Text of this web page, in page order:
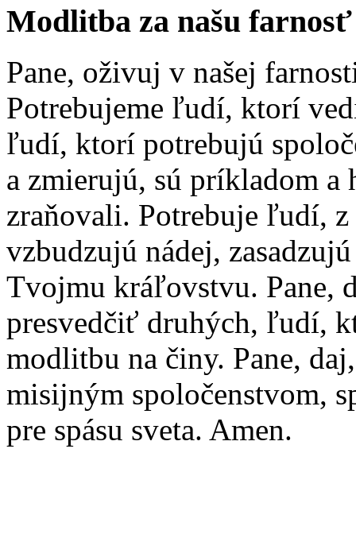
Modlitba za našu farnosť
Pane, oživuj v našej
Potrebujeme ľudí, ktorí
ľudí, ktorí potrebujú
a zmierujú, sú príkladom a
zraňovali. Potrebuje ľudí,
vzbudzujú nádej,
Tvojmu kráľovstvu. Pane,
presvedčiť druhých, ľudí,
modlitbu na činy. Pane,
misijným spoločenstvom,
pre spásu sveta. Amen.